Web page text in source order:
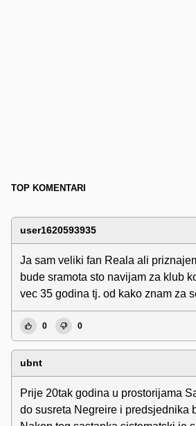
TOP KOMENTARI
user1620593935
Ja sam veliki fan Reala ali
bude sramota sto navijam za klub
vec 35 godina tj. od kako znam za
0 0
ubnt
Prije 20tak godina u prostorijama
do susreta Negreire i predsjednika